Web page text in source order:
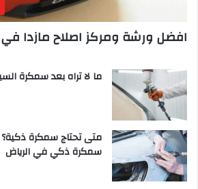
افضل ورشة ومركز اصلاح مازدا في
ما لا تراه بعد سمكرة
متى تحتاج سمكرة ذكية؟
سمكرة ذكي في الرياض